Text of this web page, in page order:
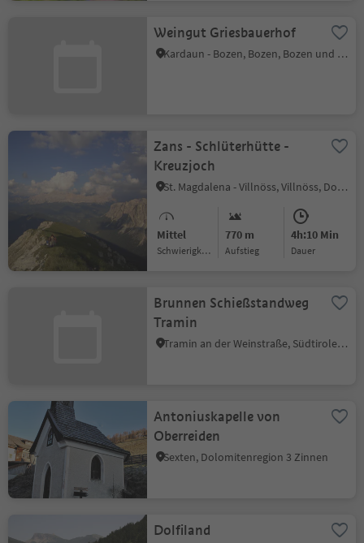
Weingut Griesbauerhof
Kardaun - Bozen, Bozen, Bozen und Umgebung
Zans - Schlüterhütte -
Kreuzjoch
St. Magdalena - Villnöss, Villnöss, Dolomitenregion Lüsen Villnöss
Mittel
Schwierigkeitsgrad
770 m
Aufstieg
4h:10 Min
Dauer
Brunnen Schießstandweg
Tramin
Tramin an der Weinstraße, Südtiroler Weinstraße
Antoniuskapelle von
Oberreiden
Sexten, Dolomitenregion 3 Zinnen
Dolfiland